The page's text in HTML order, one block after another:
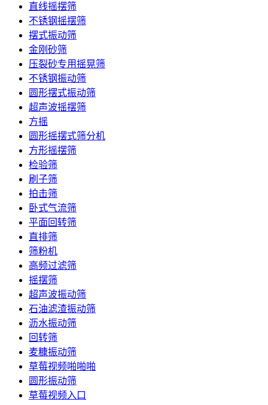
直线摇摆筛
不锈钢摇摆筛
摆式振动筛
金刚砂筛
压裂砂专用摇晃筛
不锈钢振动筛
圆形摆式振动筛
超声波摇摆筛
方摇
圆形摇摆式筛分机
方形摇摆筛
检验筛
刷子筛
拍击筛
卧式气流筛
平面回转筛
直排筛
筛粉机
高频过滤筛
摇摆筛
超声波振动筛
石油滤渣振动筛
沥水振动筛
回转筛
麦糠振动筛
草莓视频啪啪啪
圆形振动筛
草莓视频入口